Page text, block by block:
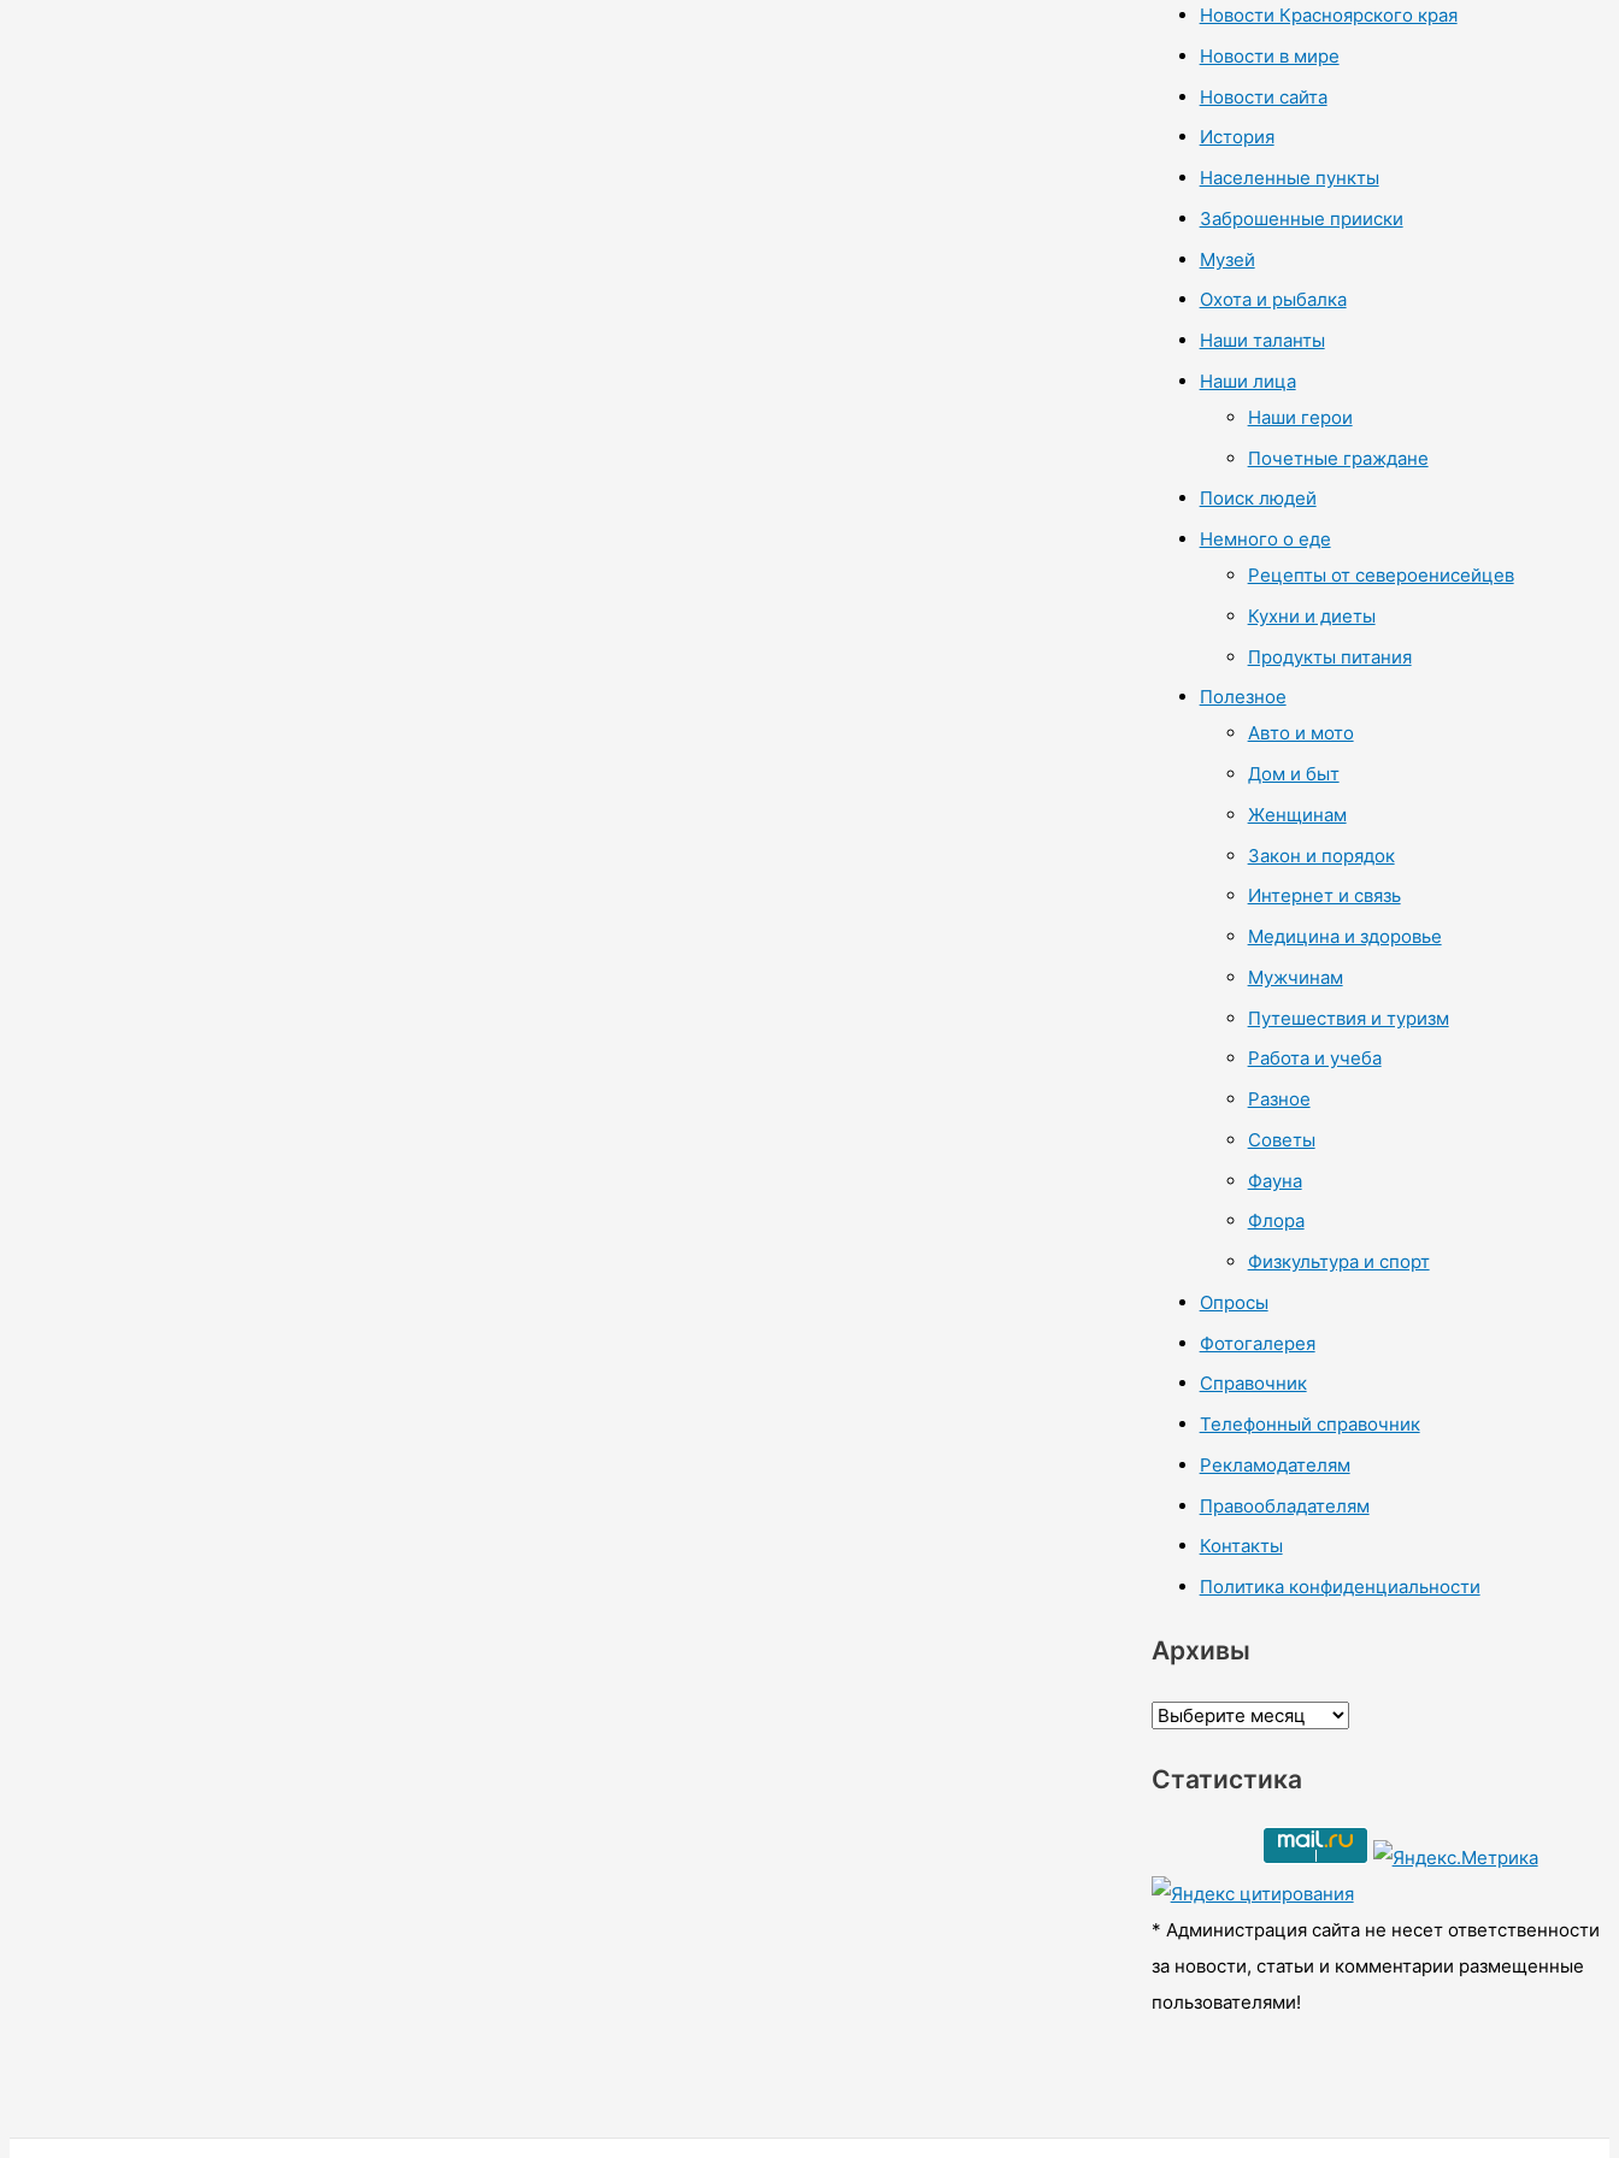
Новости Красноярского края
Новости в мире
Новости сайта
История
Населенные пункты
Заброшенные прииски
Музей
Охота и рыбалка
Наши таланты
Наши лица
Наши герои
Почетные граждане
Поиск людей
Немного о еде
Рецепты от североенисейцев
Кухни и диеты
Продукты питания
Полезное
Авто и мото
Дом и быт
Женщинам
Закон и порядок
Интернет и связь
Медицина и здоровье
Мужчинам
Путешествия и туризм
Работа и учеба
Разное
Советы
Фауна
Флора
Физкультура и спорт
Опросы
Фотогалерея
Справочник
Телефонный справочник
Рекламодателям
Правообладателям
Контакты
Политика конфиденциальности
Архивы
А
х
ы
Статистика
* Администрация сайта не несет ответственности
за новости, статьи и комментарии размещенные
пользователями!